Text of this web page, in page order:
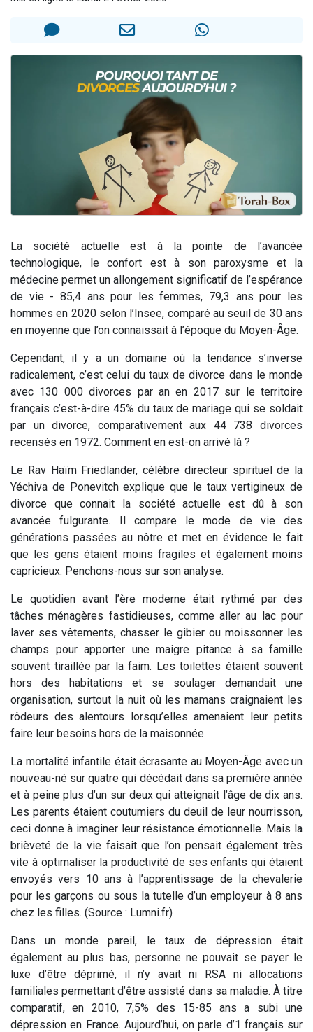
Ariel vient de donner son Maasser
Il reste 49 places pour étudier en groupe sur Zoom
Eva vient de donner son Maasser
La société actuelle est à la pointe de l’avancée
technologique, le confort est à son paroxysme et la
médecine permet un allongement significatif de l’espérance
de vie - 85,4 ans pour les femmes, 79,3 ans pour les
hommes en 2020 selon l’Insee, comparé au seuil de 30 ans
en moyenne que l’on connaissait à l’époque du Moyen-Âge.
Cependant, il y a un domaine où la tendance s’inverse
radicalement, c’est celui du taux de divorce dans le monde
avec 130 000 divorces par an en 2017 sur le territoire
français c’est-à-dire 45% du taux de mariage qui se soldait
par un divorce, comparativement aux 44 738 divorces
recensés en 1972. Comment en est-on arrivé là ?
Le Rav Haïm Friedlander, célèbre directeur spirituel de la
Yéchiva de Ponevitch explique que le taux vertigineux de
divorce que connait la société actuelle est dû à son
avancée fulgurante. Il compare le mode de vie des
générations passées au nôtre et met en évidence le fait
que les gens étaient moins fragiles et également moins
capricieux. Penchons-nous sur son analyse.
Le quotidien avant l’ère moderne était rythmé par des
tâches ménagères fastidieuses, comme aller au lac pour
laver ses vêtements, chasser le gibier ou moissonner les
champs pour apporter une maigre pitance à sa famille
souvent tiraillée par la faim. Les toilettes étaient souvent
hors des habitations et se soulager demandait une
organisation, surtout la nuit où les mamans craignaient les
rôdeurs des alentours lorsqu’elles amenaient leur petits
faire leur besoins hors de la maisonnée.
La mortalité infantile était écrasante au Moyen-Âge avec un
nouveau-né sur quatre qui décédait dans sa première année
et à peine plus d’un sur deux qui atteignait l’âge de dix ans.
Les parents étaient coutumiers du deuil de leur nourrisson,
ceci donne à imaginer leur résistance émotionnelle. Mais la
brièveté de la vie faisait que l’on pensait également très
vite à optimaliser la productivité de ses enfants qui étaient
envoyés vers 10 ans à l’apprentissage de la chevalerie
pour les garçons ou sous la tutelle d’un employeur à 8 ans
chez les filles. (Source : Lumni.fr)
Dans un monde pareil, le taux de dépression était
également au plus bas, personne ne pouvait se payer le
luxe d’être déprimé, il n’y avait ni RSA ni allocations
familiales permettant d’être assisté dans sa maladie. À titre
comparatif, en 2010, 7,5% des 15-85 ans a subi une
dépression en France. Aujourd’hui, on parle d’1 français sur